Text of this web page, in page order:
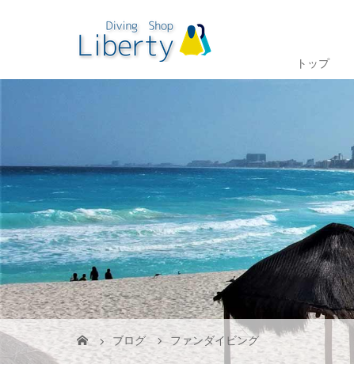
トップ
ブログ ファンダイビング